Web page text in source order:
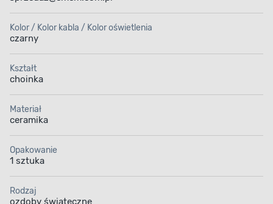
Kolor / Kolor kabla / Kolor oświetlenia
czarny
Kształt
choinka
Materiał
ceramika
Opakowanie
1 sztuka
Rodzaj
ozdoby świąteczne